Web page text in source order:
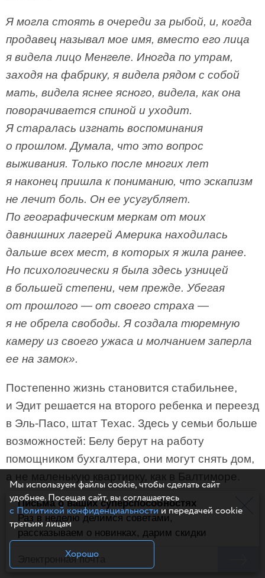
Я могла стоять в очереди за рыбой, и, когда
продавец называл мое имя, вместо его лица
я видела лицо Менгеле. Иногда по утрам,
заходя на фабрику, я видела рядом с собой
мать, видела яснее ясного, видела, как она
поворачивается спиной и уходит.
Я старалась изгнать воспоминания
о прошлом. Думала, что это вопрос
выживания. Только после многих лет
я наконец пришла к пониманию, что эскапизм
не лечит боль. Он ее усугубляет.
По географическим меркам от моих
давнишних лагерей Америка находилась
дальше всех мест, в которых я жила ранее.
Но психологически я была здесь узницей
в большей степени, чем прежде. Убегая
от прошлого — от своего страха —
я не обрела свободы. Я создала тюремную
камеру из своего ужаса и молчанием заперла
ее на замок».
Постепенно жизнь становится стабильнее,
и Эдит решается на второго ребенка и переезд
в Эль-Пасо, штат Техас. Здесь у семьи больше
возможностей: Белу берут на работу
помощником бухгалтера, они могут снять дом,
а не маленькую квартирку, как в Балтиморе.
Письма о ваших суперспособностях
Раз в неделю делимся советами,
рассказываем о новинках, дарим скидки
Мы используем файлы cookie, чтобы сделать сайт
удобнее. Посещая сайт, вы соглашаетесь
с Политикой конфиденциальностии передачей cookie
третьим лицам
Хорошо